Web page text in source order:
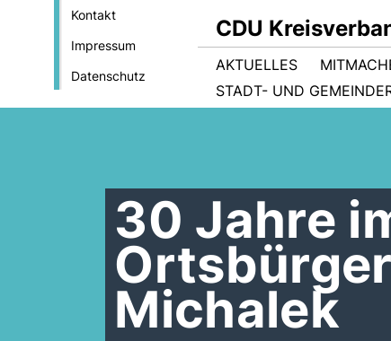
Kontakt
Impressum
Datenschutz
CDU
AKTUELLES
STADT- UND
30 Jahre
Michalek